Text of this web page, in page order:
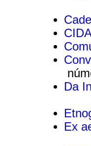
Da
Ex